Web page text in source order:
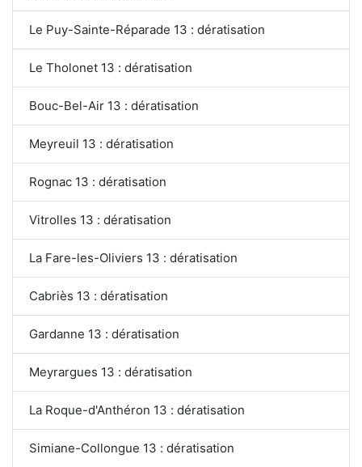
Le Puy-Sainte-Réparade 13 : dératisation
Le Tholonet 13 : dératisation
Bouc-Bel-Air 13 : dératisation
Meyreuil 13 : dératisation
Rognac 13 : dératisation
Vitrolles 13 : dératisation
La Fare-les-Oliviers 13 : dératisation
Cabriès 13 : dératisation
Gardanne 13 : dératisation
Meyrargues 13 : dératisation
La Roque-d'Anthéron 13 : dératisation
Simiane-Collongue 13 : dératisation